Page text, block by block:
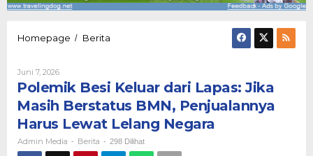
Homepage / Berita
Lapas:
Jika
Masih
Berstatus
BMN,
Penjualannya
Juni 7, 2026Oleh
Admin
Media
Polemik Besi Keluar dari Lapas: Jika
Masih Berstatus BMN, Penjualannya
Harus Lewat Lelang Negara
Admin Media - Berita - 298 Dilihat